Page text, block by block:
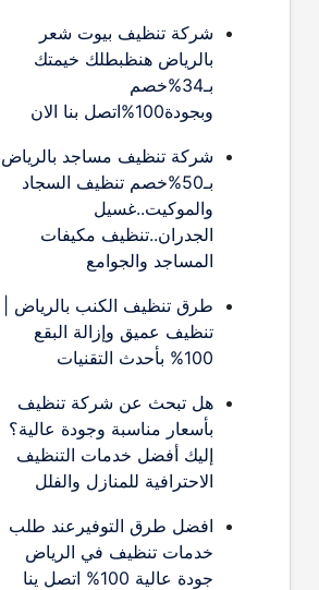
شركة تنظيف بيوت شعر
بالرياض هنظبطلك خيمتك
بـ34%خصم
وبجودة100%اتصل بنا الان
شركة تنظيف مساجد بالرياض
بـ50%خصم تنظيف السجاد
والموكيت..غسيل
الجدران..تنظيف مكيفات
المساجد والجوامع
طرق تنظيف الكنب بالرياض |
تنظيف عميق وإزالة البقع
100% بأحدث التقنيات
هل تبحث عن شركة تنظيف
بأسعار مناسبة وجودة عالية؟
إليك أفضل خدمات التنظيف
الاحترافية للمنازل والفلل
افضل طرق التوفيرعند طلب
خدمات تنظيف في الرياض
جودة عالية 100% اتصل ينا